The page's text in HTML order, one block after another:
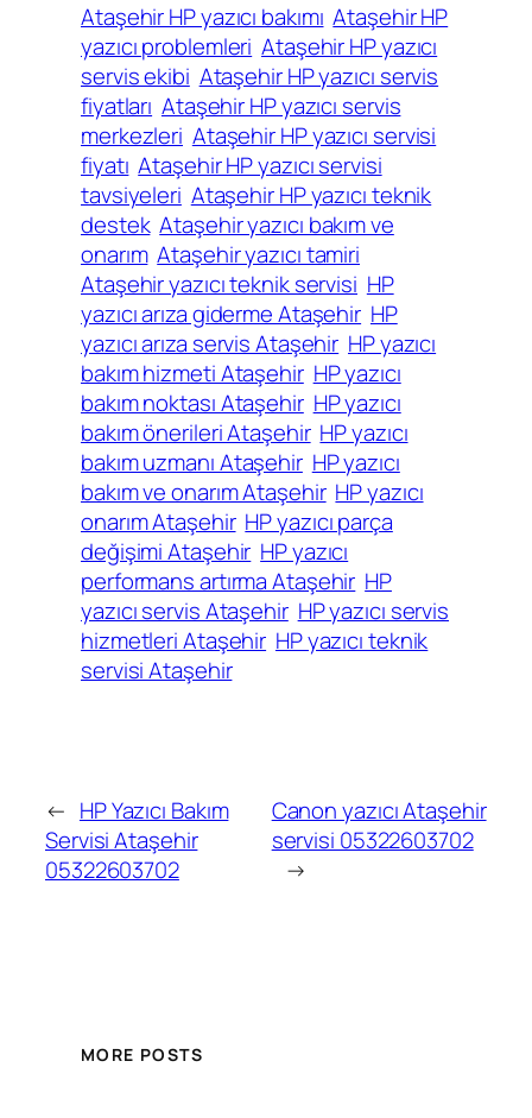
Ataşehir HP yazıcı bakımı Ataşehir HP
yazıcı problemleri Ataşehir HP yazıcı
servis ekibi Ataşehir HP yazıcı servis
fiyatları Ataşehir HP yazıcı servis
merkezleri Ataşehir HP yazıcı servisi
fiyatı Ataşehir HP yazıcı servisi
tavsiyeleri Ataşehir HP yazıcı teknik
destek Ataşehir yazıcı bakım ve
onarım Ataşehir yazıcı tamiri
Ataşehir yazıcı teknik servisi HP
yazıcı arıza giderme Ataşehir HP
yazıcı arıza servis Ataşehir HP yazıcı
bakım hizmeti Ataşehir HP yazıcı
bakım noktası Ataşehir HP yazıcı
bakım önerileri Ataşehir HP yazıcı
bakım uzmanı Ataşehir HP yazıcı
bakım ve onarım Ataşehir HP yazıcı
onarım Ataşehir HP yazıcı parça
değişimi Ataşehir HP yazıcı
performans artırma Ataşehir HP
yazıcı servis Ataşehir HP yazıcı servis
hizmetleri Ataşehir HP yazıcı teknik
servisi Ataşehir
← HP Yazıcı Bakım
Servisi Ataşehir
05322603702
Canon yazıcı Ataşehir
servisi 05322603702
→
MORE POSTS